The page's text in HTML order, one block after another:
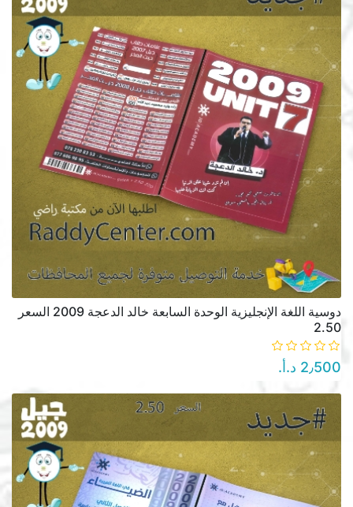
دوسية اللغة الإنجليزية الوحدة السابعة خالد الدعجة 2009 السعر
2.50
2٫500 د.أ.‏